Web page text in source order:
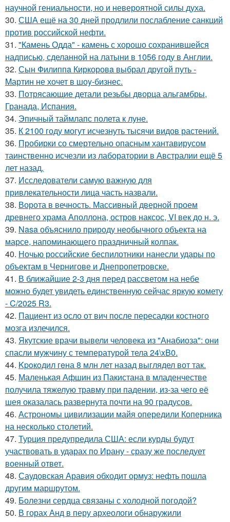
научной гениальности, но и невероятной силы духа.
30. США ещё на 30 дней продлили послабление санкций
против российской нефти.
31. "Камень Одда" - камень с хорошо сохранившейся
надписью, сделанной на латыни в 1056 году в Англии.
32. Сын Филиппa Киркоровa выбрал другой путь -
Mартин не хочет в шоy-бизнес.
33. Потрясающие детали резьбы дворца альгамбры,
Гранада, Испания.
34. Эпичный таймлапс полета к луне.
35. К 2100 году могут исчезнуть тысячи видов растений.
36. Пробирки со смертельно опасным хантавирусом
таинственно исчезли из лаборатории в Австралии ещё 5
лет назад.
37. Исследователи самую важную для
привлекательности лица часть назвали.
38. Ворота в вечность. Массивный дверной проем
древнего храма Аполлона, остров наксос, VI век до н. э.
39. Nasa объяснило природу необычного объекта на
марсе, напоминающего праздничный колпак.
40. Ночью российские беспилотники нанесли удары по
объектам в Чернигове и Днепропетровске.
41. В ближайшие 2-3 дня перед рассветом на небе
можно будет увидеть единственную сейчас яркую комету
- C/2025 R3.
42. Пациент из осло от вич после пересадки костного
мозга излечился.
43. Якутские врачи вывели человека из "Анабиоза": они
спасли мужчину с температурой тела 24\xB0.
44. Kpoкoдил гeна 8 млн лет назад выглядел вот так.
45. Маленькая Афшин из Пакистана в младенчестве
получила тяжелую травму при падении, из-за чего её
шея оказалась развернута почти на 90 градусов.
46. Астрономы цивилизации майя опередили Коперника
на несколько столетий.
47. Турция предупредила США: если курды будут
участвовать в ударах по Ирану - сразу же последует
военный ответ.
48. Саудовская Аравия обходит ормуз: нефть пошла
другим маршрутом.
49. Болезни сердца связаны с холодной погодой?
50. В горах Анд в перу археологи обнаружили